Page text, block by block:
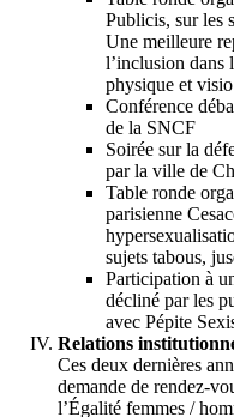
Publicis, sur les
Une meilleure
l’inclusion dans
physique et
Conférence
de la SNCF
Soirée sur la
par la ville de
Table ronde
parisienne
sujets tabous,
Participation à
décliné par les
avec Pépite
Relations
Ces deux dernières
demande de rendez-
l’Égalité femmes /